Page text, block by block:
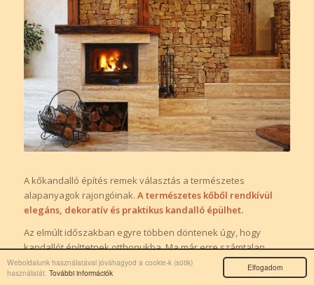
Elfogadom
Weboldalunk használatával jóváhagyod a cookie-k (sütik)
használatát. További információk
A kőkandalló építés remek választás a természetes
alapanyagok rajongóinak. A természetes kőből rendkívül
elegáns, dekoratív és praktikus kandalló épülhet.
Az elmúlt időszakban egyre többen döntenek úgy, hogy
kandallót építtetnek otthonukba. Ma már erre számtalan
alapanyag áll rendelkezésre, ám annak,
aki a természetes
anyagok és az elegancia híve, érdemes a kőkandalló építés